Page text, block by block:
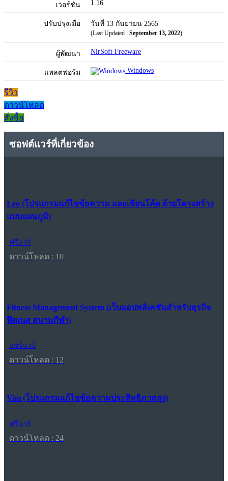
เวอร์ชัน 1.16
ปรับปรุงเมื่อ วันที่ 13 กันยายน 2565
(Last Updated : September 13, 2022)
ผู้พัฒนา NirSoft Freeware
แพลตฟอร์ม Windows
รีวิว
ดาวน์โหลด
สั่งซื้อ
ซอฟต์แวร์ที่เกี่ยวข้อง
Leo (โปรแกรมแก้ไขข้อความ และเขียนโค้ด ด้วยโครงสร้าง
แบบแผนภูมิ)
ฟรีแวร์
ดาวน์โหลด : 10
Fitness Management System (เว็บแอปพลิเคชันสำหรับธุรกิจ
ฟิตเนส สนามกีฬา)
แชร์แวร์
ดาวน์โหลด : 12
Vim (โปรแกรมแก้ไขข้อความประสิทธิภาพสูง)
ฟรีแวร์
ดาวน์โหลด : 24